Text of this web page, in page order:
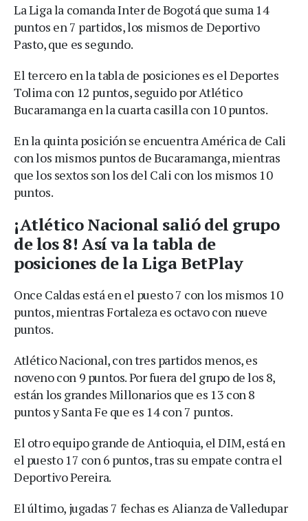
La Liga la comanda Inter de Bogotá que suma 14
puntos en 7 partidos, los mismos de Deportivo
Pasto, que es segundo.
El tercero en la tabla de posiciones es el Deportes
Tolima con 12 puntos, seguido por Atlético
Bucaramanga en la cuarta casilla con 10 puntos.
En la quinta posición se encuentra América de Cali
con los mismos puntos de Bucaramanga, mientras
que los sextos son los del Cali con los mismos 10
puntos.
¡Atlético Nacional salió del grupo
de los 8! Así va la tabla de
posiciones de la Liga BetPlay
Once Caldas está en el puesto 7 con los mismos 10
puntos, mientras Fortaleza es octavo con nueve
puntos.
Atlético Nacional, con tres partidos menos, es
noveno con 9 puntos. Por fuera del grupo de los 8,
están los grandes Millonarios que es 13 con 8
puntos y Santa Fe que es 14 con 7 puntos.
El otro equipo grande de Antioquia, el DIM, está en
el puesto 17 con 6 puntos, tras su empate contra el
Deportivo Pereira.
El último, jugadas 7 fechas es Alianza de Valledupar